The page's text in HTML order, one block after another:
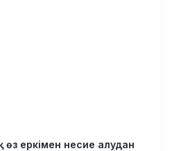
еркімен несие алудан